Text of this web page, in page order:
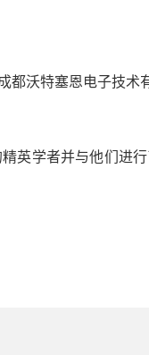
沃特塞恩电子技
英学者并与他们